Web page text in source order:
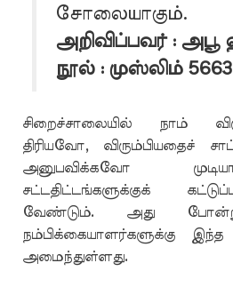
சோலையாகும்.
அறிவிப்பவர் : அபூ
நூல் : முஸ்லிம் 5663
சிறைச்சாலையில் நாம்
திரியவோ, விரும்பியதைச்
அனுபவிக்கவோ
சட்டதிட்டங்களுக்குக்
வேண்டும். அது
நம்பிக்கையாளர்களுக்கு
அமைந்துள்ளது.